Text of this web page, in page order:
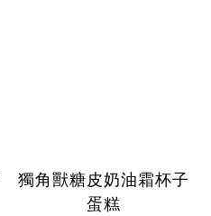
獨角獸糖皮奶油霜杯子
蛋糕